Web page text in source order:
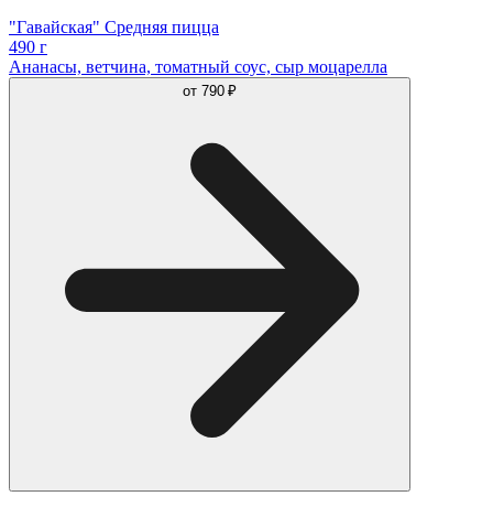
"Гавайская" Средняя пицца
490 г
Ананасы, ветчина, томатный соус, сыр моцарелла
от 790 ₽